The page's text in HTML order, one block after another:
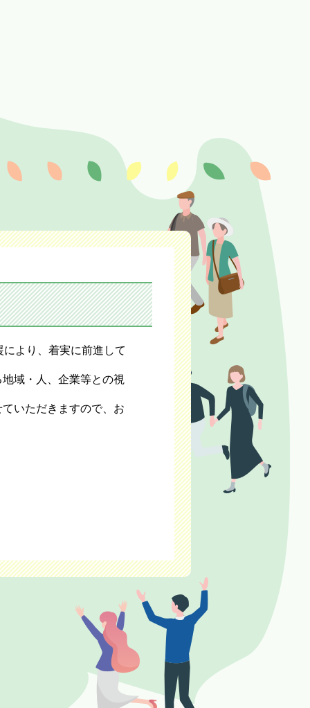
より、着実に前進して
域・人、企業等との視
いただきますので、お